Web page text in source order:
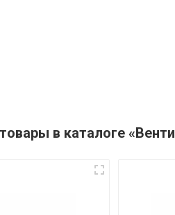
в каталоге